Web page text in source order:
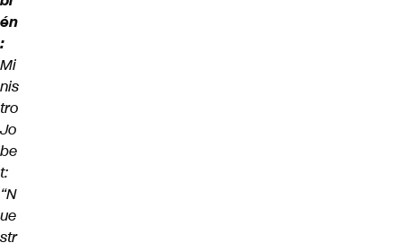
én
:
Mi
nis
tro
Jo
be
t:
“N
ue
str